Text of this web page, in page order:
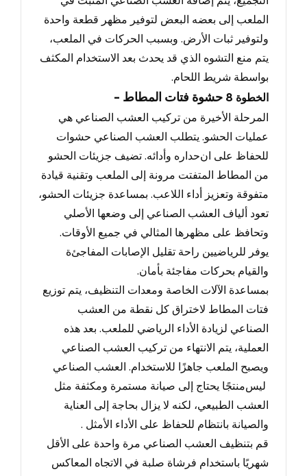
الملعب إلى بعضه البعض لتوفير مظهر قطعة واحدة
ولتوفير ثبات الأرض. وبسبب الحركات في الملعب،
يتم منع التشوه الذي قد يحدث بعد الاستخدام المكثف
بواسطة شريط اللحام.
الخطوة 8 - حشوة فتات المطاط
المرحلة الأخيرة من تركيب العشب الصناعي هي
عمليات الحشو. يتطلب العشب الصناعي حشوات
للحفاظ على انحداره وأدائه. تضيف جزيئات الحشو
من المطاط المتفتت مرونة إلى الملعب وتقنية قيادة
متفوقة وتعزيز أداء اللاعب. بمساعدة جزيئات الحشو،
تعود ألياف العشب الصناعي إلى وضعها الأصلي
وتحافظ على مظهرها المثالي في جميع الأوقات.
يوفر للرياضيين راحة تقليل الإصابات المفاجئة
والقيام بحركات مفاجئة بأمان.
بمساعدة الآلات الخاصة ومعدات التنظيف، يتم توزيع
فتات المطاط لاختراق كل نقطة من العشب
الصناعي لزيادة الأداء الرياضي للملعب. بعد هذه
العملية، يتم الانتهاء من تركيب العشب الصناعي
ويصبح الملعب جاهزًا للاستخدام. العشب الصناعي
منتجًا يحتاج إلى صيانة مستمرة ومكثفة مثل
العشب الطبيعي، لكنه لا يزال بحاجة إلى العناية
والصيانة بانتظام للحفاظ على الأداء الأمثل .
قم بتنظيف العشب الصناعي مرة واحدة على الأقل
شهريًا باستخدام فرشاة صلبة في الاتجاه المعاكس